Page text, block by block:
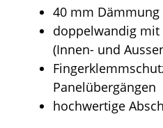
40 mm
doppelwandig mit
(Innen- und
Panelübergängen
hochwertige